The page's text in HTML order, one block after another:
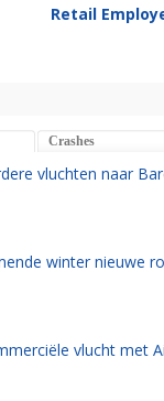
Retail
Crashes
vluchten naar
winter nieuwe
vlucht met